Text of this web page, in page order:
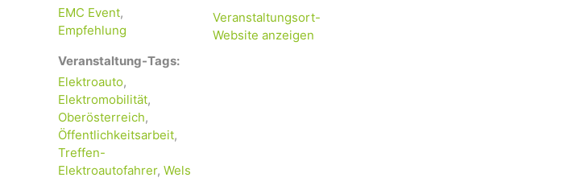
EMC Event,
Empfehlung
Veranstaltung-Tags:
Elektroauto,
Elektromobilität,
Oberösterreich,
Öffentlichkeitsarbeit,
Treffen-
Elektroautofahrer, Wels
Veranstaltungsort-
Website anzeigen